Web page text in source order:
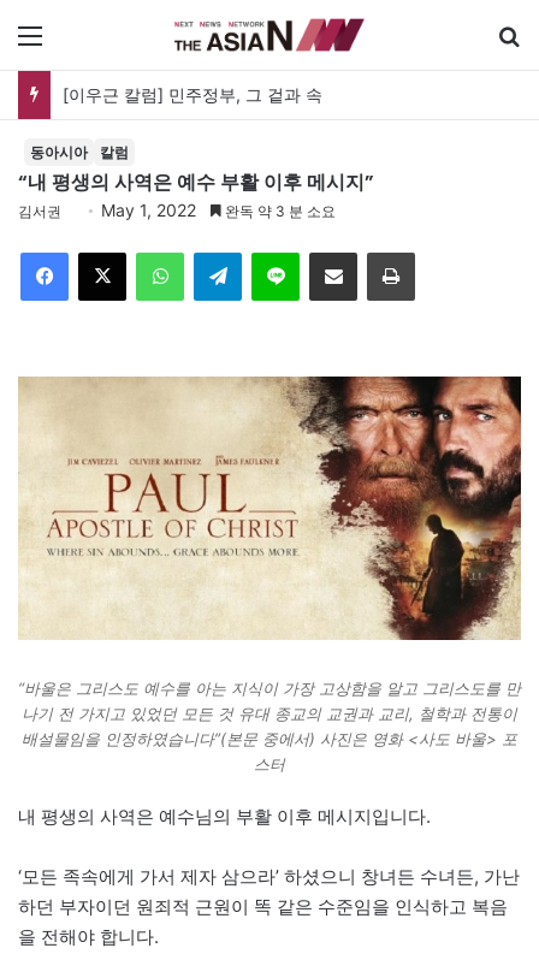
[이우근 칼럼] 민주정부, 그 겉과 속
동아시아 칼럼
“내 평생의 사역은 예수 부활 이후 메시지”
김서권 May 1, 2022 완독 약 3 분 소요
Telegram 이메일
“바울은 그리스도 예수를 아는 지식이 가장 고상함을 알고 그리스도를 만
나기 전 가지고 있었던 모든 것 유대 종교의 교권과 교리, 철학과 전통이
배설물임을 인정하였습니다”(본문 중에서) 사진은 영화 <사도 바울> 포
스터
내 평생의 사역은 예수님의 부활 이후 메시지입니다.
‘모든 족속에게 가서 제자 삼으라’ 하셨으니 창녀든 수녀든, 가난
하던 부자이던 원죄적 근원이 똑 같은 수준임을 인식하고 복음
을 전해야 합니다.